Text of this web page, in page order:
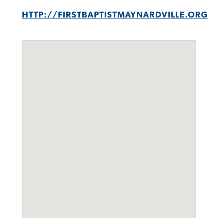
HTTP://FIRSTBAPTISTMAYNARDVILLE.ORG